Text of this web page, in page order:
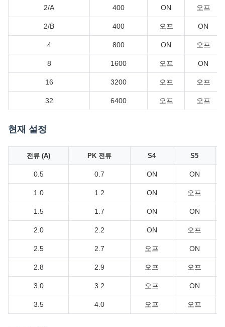
2/A 400 ON 오프
2/B 400 오프 ON
4 800 ON 오프
8 1600 오프 ON
16 3200 오프 오프
32 6400 오프 오프
현재 설정
전류 (A) PK 전류 S4 S5
0.5 0.7 ON ON
1.0 1.2 ON 오프
1.5 1.7 ON ON
2.0 2.2 ON 오프
2.5 2.7 오프 ON
2.8 2.9 오프 오프
3.0 3.2 오프 ON
3.5 4.0 오프 오프